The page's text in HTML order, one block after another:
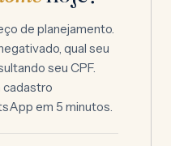
de planejamento.
qual seu
seu CPF.
cadastro
em 5 minutos.